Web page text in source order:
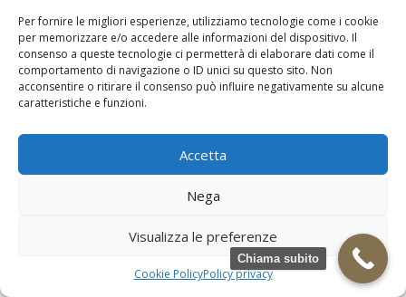
Per fornire le migliori esperienze, utilizziamo tecnologie come i cookie
per memorizzare e/o accedere alle informazioni del dispositivo. Il
consenso a queste tecnologie ci permetterà di elaborare dati come il
comportamento di navigazione o ID unici su questo sito. Non
acconsentire o ritirare il consenso può influire negativamente su alcune
caratteristiche e funzioni.
Accetta
Nega
Visualizza le preferenze
Cookie PolicyPolicy privacy
Realizzazione grafica e Copyright © zeropensieri local web -
Casale Monferrato info@zeropensieri-cloud
Chiama subito